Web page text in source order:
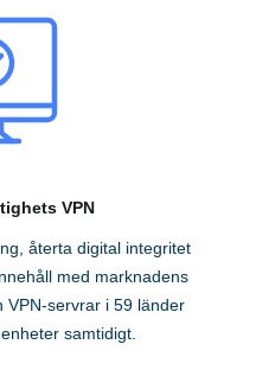
VPN
återta digital integritet
med marknadens
VPN-servrar i 59 länder
samtidigt.